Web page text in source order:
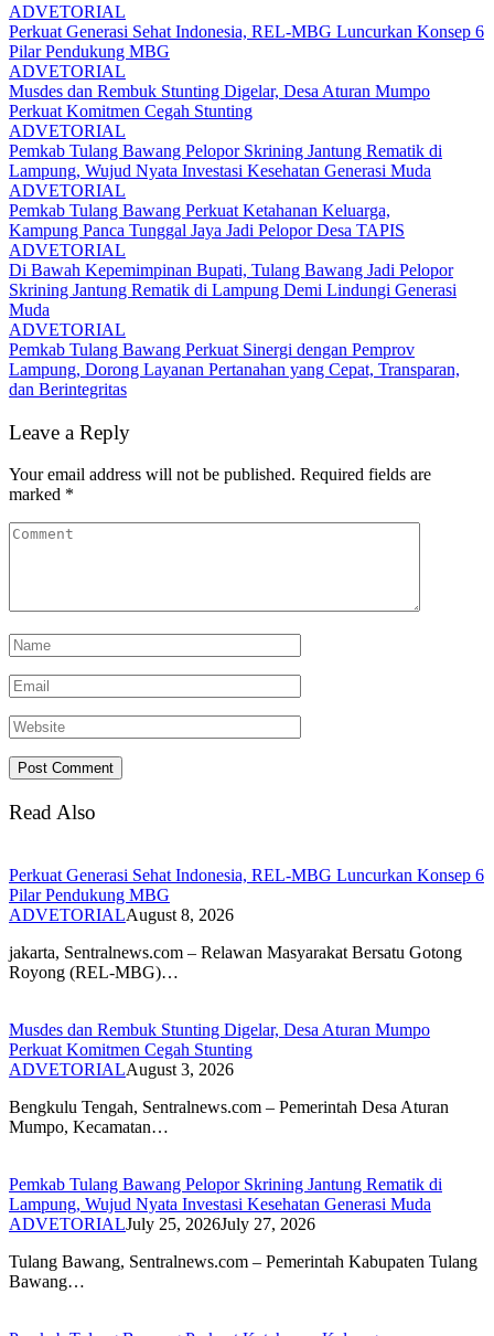
ADVETORIAL
Perkuat Generasi Sehat Indonesia, REL-MBG Luncurkan Konsep 6
Pilar Pendukung MBG
ADVETORIAL
Musdes dan Rembuk Stunting Digelar, Desa Aturan Mumpo
Perkuat Komitmen Cegah Stunting
ADVETORIAL
Pemkab Tulang Bawang Pelopor Skrining Jantung Rematik di
Lampung, Wujud Nyata Investasi Kesehatan Generasi Muda
ADVETORIAL
Pemkab Tulang Bawang Perkuat Ketahanan Keluarga,
Kampung Panca Tunggal Jaya Jadi Pelopor Desa TAPIS
ADVETORIAL
Di Bawah Kepemimpinan Bupati, Tulang Bawang Jadi Pelopor
Skrining Jantung Rematik di Lampung Demi Lindungi Generasi
Muda
ADVETORIAL
Pemkab Tulang Bawang Perkuat Sinergi dengan Pemprov
Lampung, Dorong Layanan Pertanahan yang Cepat, Transparan,
dan Berintegritas
Leave a Reply
Your email address will not be published. Required fields are
marked *
Read Also
Perkuat Generasi Sehat Indonesia, REL-MBG Luncurkan Konsep 6
Pilar Pendukung MBG
ADVETORIALAugust 8, 2026
‎jakarta, Sentralnews.com – Relawan Masyarakat Bersatu Gotong
Royong (REL-MBG)…
Musdes dan Rembuk Stunting Digelar, Desa Aturan Mumpo
Perkuat Komitmen Cegah Stunting
ADVETORIALAugust 3, 2026
Bengkulu Tengah, Sentralnews.com – Pemerintah Desa Aturan
Mumpo, Kecamatan…
Pemkab Tulang Bawang Pelopor Skrining Jantung Rematik di
Lampung, Wujud Nyata Investasi Kesehatan Generasi Muda
ADVETORIALJuly 25, 2026July 27, 2026
Tulang Bawang, Sentralnews.com – Pemerintah Kabupaten Tulang
Bawang…